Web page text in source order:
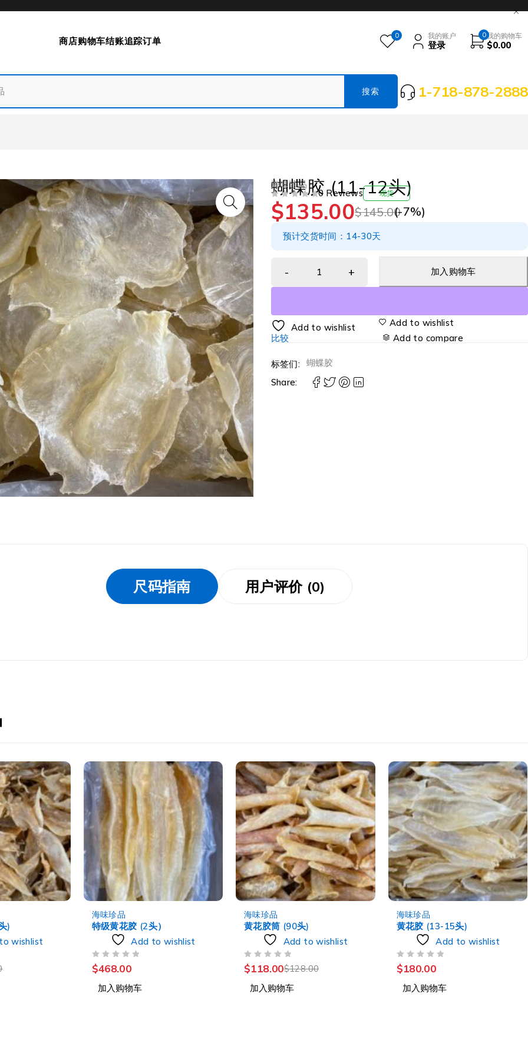
商店购物车结账追踪订单 0 我的账户
登录
0我的购物车
$0.00
1-718-878-2888
海味珍品
蝴蝶胶 (11-12头)
0 Reviews 现货
$145.00
$135.00 (-7%)
预计交货时间：14-30天
加入购物车
Add to wishlist
Add to wishlist
比较
Add to compare
标签们: 蝴蝶胶
Share:
尺码指南 用户评价 (0)
)
wishlist
海味珍品
特级黄花胶 (2头）
Add to wishlist
$468.00
加入购物车
海味珍品
黄花胶筒 (90头)
Add to wishlist
$128.00
$118.00
加入购物车
海味珍品
黄花胶 (13-15头)
Add to wishlist
$180.00
加入购物车